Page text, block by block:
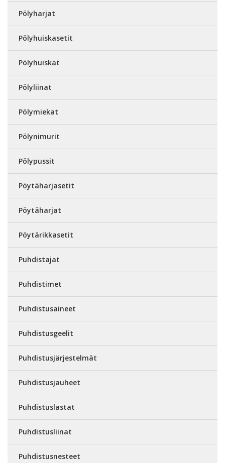
Pölyharjat
Pölyhuiskasetit
Pölyhuiskat
Pölyliinat
Pölymiekat
Pölynimurit
Pölypussit
Pöytäharjasetit
Pöytäharjat
Pöytärikkasetit
Puhdistajat
Puhdistimet
Puhdistusaineet
Puhdistusgeelit
Puhdistusjärjestelmät
Puhdistusjauheet
Puhdistuslastat
Puhdistusliinat
Puhdistusnesteet